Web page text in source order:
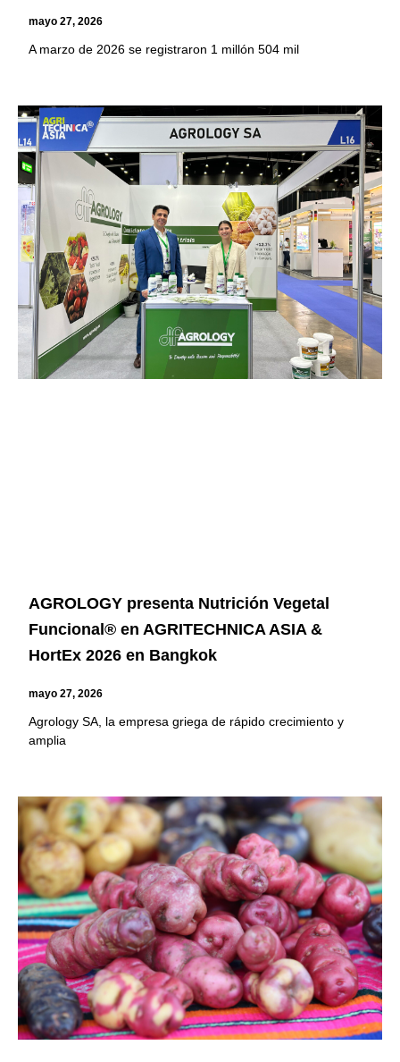
mayo 27, 2026
A marzo de 2026 se registraron 1 millón 504 mil
AGROLOGY presenta Nutrición Vegetal
Funcional® en AGRITECHNICA ASIA &
HortEx 2026 en Bangkok
mayo 27, 2026
Agrology SA, la empresa griega de rápido crecimiento y
amplia